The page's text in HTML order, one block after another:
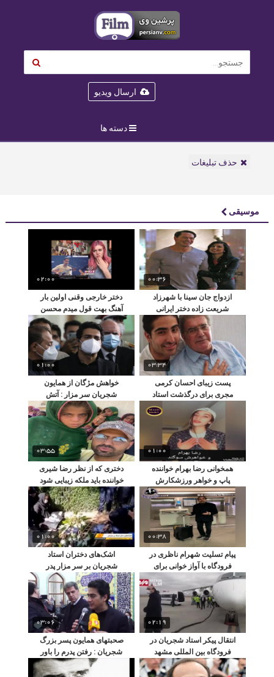
ارسال ویدیو
دسته ها
حذف تبلیغات
موسیقی
00:36
ازدواج جان سینا با شهرزاد
شریعت زاده دختر ایرانی
مقیم کانادا
02:00
‎دختر خارجی وقنی اولین بار
آهنگ بهت قول میدم محسن
یگانه شنید
03:34
پست زیبای احسان کرمی
مجری برای درگذشت استاد
شجریان
01:00
خواهش مژگان از همایون
شجریان سر مزار : آتش
جاودان رو بخون
01:00
همخوانی رضا بهرام خواننده
پاپ و خواهر ورزشکارش
03:55
دختری که از نظر رضا شیری
خواننده باید ملکه زیبایی شود
00:38
پیام تسلیت شهرام ناظری در
فرودگاه با آواز خوانی برای
01:00
اشک‌های دختران استاد
شجریان بر سر مزار پدر
02:19
انتقال پیکر استاد شجریان در
فرودگاه بین المللی مشهد
03:06
صحبتهاى همايون پسر بزرگ
شجریان : رفتن پدرم را باور
ندارم